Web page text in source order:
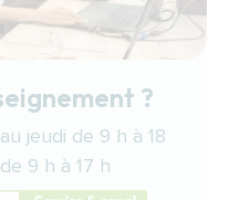
?
jeudi de 9 h à 18
9 h à 17 h